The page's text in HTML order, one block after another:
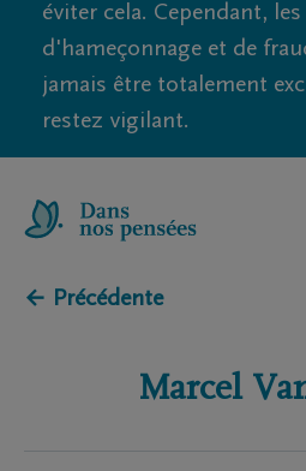
éviter cela. Cependant,
d'hameçonnage et de
jamais être totalement
restez vigilant.
← Précédente
Marcel